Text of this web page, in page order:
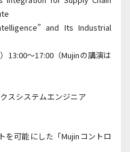
and Its Industrial
～17:00（Mujinの講演は
システムエンジニア
を可能にした「Mujinコントロ